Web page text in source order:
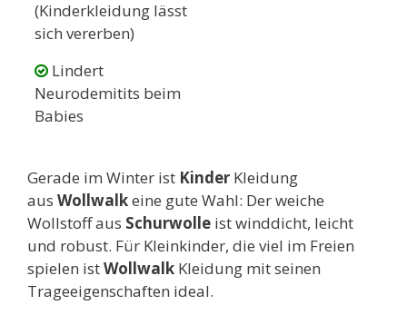
(Kinderkleidung lässt
sich vererben)
Lindert
Neurodemitits beim
Babies
Gerade im Winter ist Kinder Kleidung
aus Wollwalkeine gute Wahl: Der weiche
Wollstoff aus Schurwolle ist winddicht, leicht
und robust. Für Kleinkinder, die viel im Freien
spielen istWollwalk Kleidung mit seinen
Trageeigenschaften ideal.